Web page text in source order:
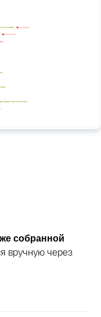
собранной
вручную через